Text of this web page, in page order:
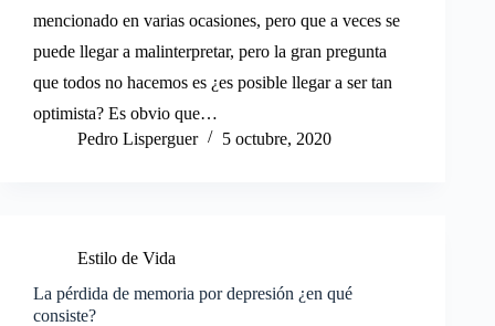
mencionado en varias ocasiones, pero que a veces se
puede llegar a malinterpretar, pero la gran pregunta
que todos no hacemos es ¿es posible llegar a ser tan
optimista? Es obvio que…
Pedro Lisperguer
5 octubre, 2020
Estilo de Vida
La pérdida de memoria por depresión ¿en qué
consiste?